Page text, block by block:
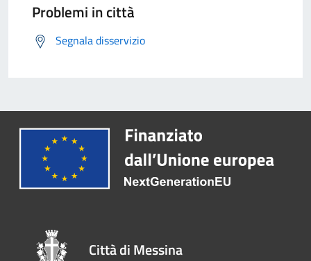
Problemi in città
Segnala disservizio
Città di Messina